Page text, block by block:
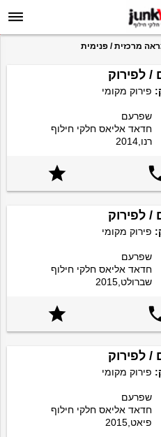

מרכזית / פנימית
לפירוק
פירוק מקומי
שפרעם
חדאד אליאס חלקי חילוף
רנו,2014

לפירוק
פירוק מקומי
שפרעם
חדאד אליאס חלקי חילוף
שברולט,2015

לפירוק
פירוק מקומי
שפרעם
חדאד אליאס חלקי חילוף
פיאט,2015